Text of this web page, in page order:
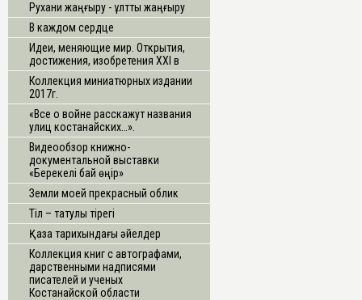
Рухани жаңғыру - ұлттық жаңғыру
В каждом сердце
Идеи, меняющие мир. Открытия,
достижения, изобретения ХХI в
Коллекция миниатюрных издании
2017г.
«Все о войне расскажут названия
улиц костанайских…».
Видеообзор книжно-
документальной выставки
«Берекелі бай өңір»
Земли моей прекрасный облик
Тіл – татулық тірегі
Қазақ тарихындағы әйелдер
Коллекция книг с автографами,
дарственными надписями
писателей и ученых
Костанайской области